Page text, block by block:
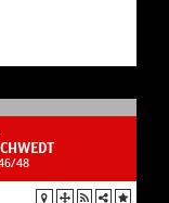
48